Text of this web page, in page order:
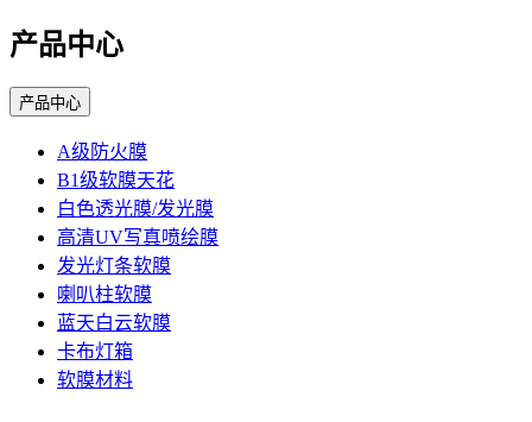
产品中心
产品中心
A级防火膜
B1级软膜天花
白色透光膜/发光膜
高清UV写真喷绘膜
发光灯条软膜
喇叭柱软膜
蓝天白云软膜
卡布灯箱
软膜材料